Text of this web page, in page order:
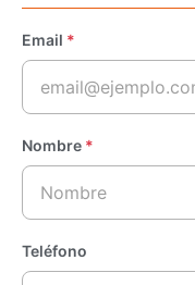
Email *
Nombre *
Teléfono